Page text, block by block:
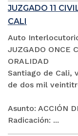
JUZGADO 11
CALI
Auto
JUZGADO ONCE
ORALIDAD
Santiago de Cali,
de dos mil
Asunto: ACCIÓN
Radicación: ...